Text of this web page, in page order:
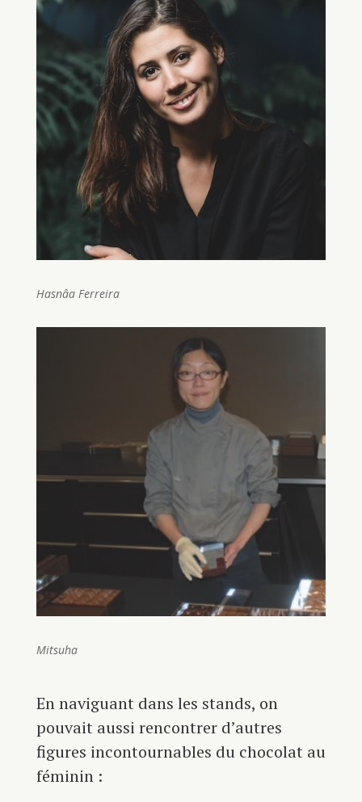
Hasnâa Ferreira
Mitsuha
En naviguant dans les stands, on
pouvait aussi rencontrer d’autres
figures incontournables du chocolat au
féminin :